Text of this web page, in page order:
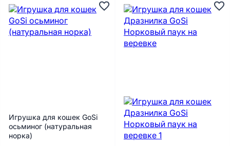
Игрушка для кошек GoSi
осьминог (натуральная
норка)